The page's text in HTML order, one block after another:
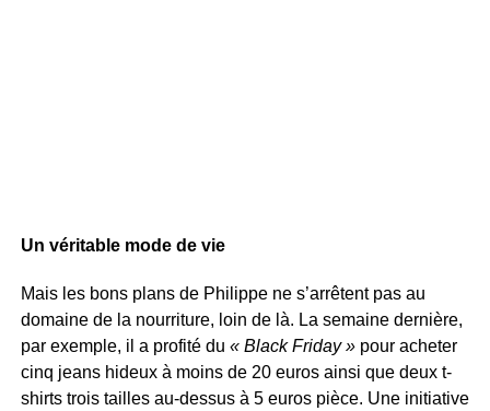
Un véritable mode de vie
Mais les bons plans de Philippe ne s’arrêtent pas au
domaine de la nourriture, loin de là. La semaine dernière,
par exemple, il a profité du « Black Friday »pour acheter
cinq jeans hideux à moins de 20 euros ainsi que deux t-
shirts trois tailles au-dessus à 5 euros pièce. Une initiative